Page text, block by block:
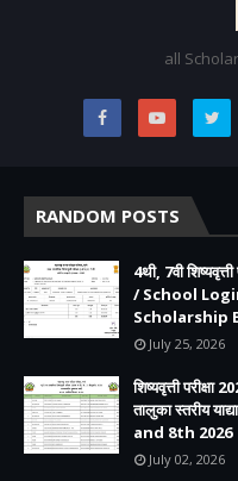
all
RANDOM POSTS
4थी, 7वी
/ School
Scholarship
July 25, 2026
शिष्यवृत्ती परीक्षा
तालुका स्तरीय
and 8th 2026
July 02, 2026